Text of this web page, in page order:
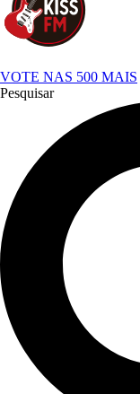
VOTE NAS 500 MAIS
Pesquisar